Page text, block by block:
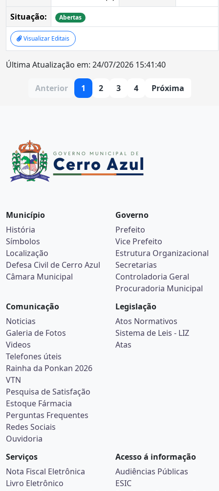
Situação: Abertas
Visualizar Editais
Última Atualização em: 24/07/2026 15:41:40
Anterior 1 2 3 4 Próxima
Município
História
Símbolos
Localização
Defesa Civil de Cerro Azul
Câmara Municipal
Governo
Prefeito
Vice Prefeito
Estrutura Organizacional
Secretarias
Controladoria Geral
Procuradoria Municipal
Comunicação
Noticias
Galeria de Fotos
Videos
Telefones úteis
Rainha da Ponkan 2026
VTN
Pesquisa de Satisfação
Estoque Fármacia
Perguntas Frequentes
Redes Sociais
Ouvidoria
Legislação
Atos Normativos
Sistema de Leis - LIZ
Atas
Serviços
Nota Fiscal Eletrônica
Livro Eletrônico
Acesso á informação
Audiências Públicas
ESIC